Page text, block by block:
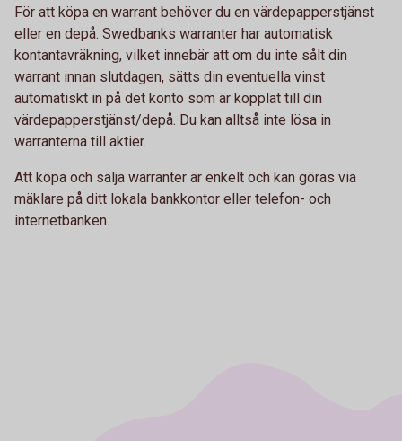
För att köpa en warrant behöver du en värdepapperstjänst
eller en depå. Swedbanks warranter har automatisk
kontantavräkning, vilket innebär att om du inte sålt din
warrant innan slutdagen, sätts din eventuella vinst
automatiskt in på det konto som är kopplat till din
värdepapperstjänst/depå. Du kan alltså inte lösa in
warranterna till aktier.
Att köpa och sälja warranter är enkelt och kan göras via
mäklare på ditt lokala bankkontor eller telefon- och
internetbanken.